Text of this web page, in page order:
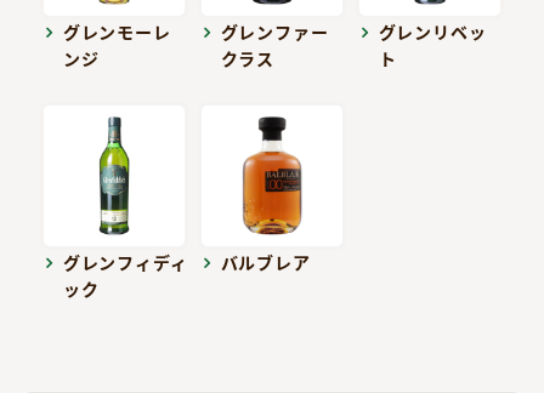
グレンモーレ
ンジ
グレンファー
クラス
グレンリベッ
ト
グレンフィディ
ック
バルブレア